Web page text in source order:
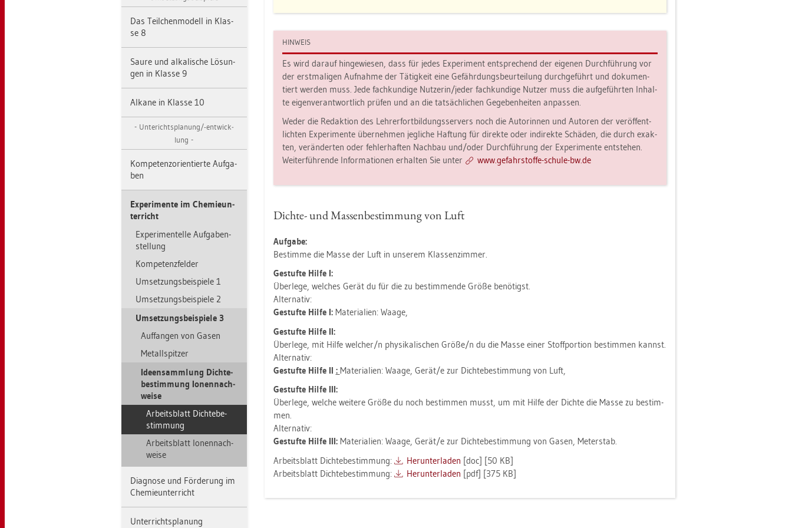
Das Teil­chen­mo­dell in Klas­
se 8
Saure und al­ka­li­sche Lö­sun­
gen in Klas­se 9
Al­ka­ne in Klas­se 10
Un­terichts­pla­nung/-ent­wick­
lung
Kom­pe­tenz­ori­en­tier­te Auf­ga­
ben
Ex­pe­ri­men­te im Che­mie­un­
ter­richt
Ex­pe­ri­men­tel­le Auf­ga­ben­
stel­lung
Kom­pe­tenz­fel­der
Um­set­zungs­bei­spie­le 1
Um­set­zungs­bei­spie­le 2
Um­set­zungs­bei­spie­le 3
Auf­fan­gen von Gasen
Me­tall­spit­zer
Ide­en­samm­lung Dich­te­
be­stim­mung Io­nen­nach­
wei­se
Ar­beits­blatt Dich­te­be­
stim­mung
Ar­beits­blatt Io­nen­nach­
wei­se
Dia­gno­se und För­de­rung im
Che­mie­un­ter­richt
Un­ter­richts­pla­nung
HIN­WEIS
Es wird dar­auf hin­ge­wie­sen, dass für jedes Ex­pe­ri­ment ent­spre­chend der ei­ge­nen Durch­füh­rung vor
der erst­ma­li­gen Auf­nah­me der Tä­tig­keit eine Ge­fähr­dungs­be­ur­tei­lung durch­ge­führt und do­ku­men­
tiert wer­den muss. Jede fach­kun­di­ge Nut­ze­rin/jeder fach­kun­di­ge Nut­zer muss die auf­ge­führ­ten In­hal­
te ei­gen­ver­ant­wort­lich prü­fen und an die tat­säch­li­chen Ge­ge­ben­hei­ten an­pas­sen.
Weder die Re­dak­ti­on des Leh­rer­fort­bil­dungs­ser­vers noch die Au­to­rin­nen und Au­to­ren der ver­öf­fent­
lich­ten Ex­pe­ri­men­te über­neh­men jeg­li­che Haf­tung für di­rek­te oder in­di­rek­te Schä­den, die durch ex­ak­
ten, ver­än­der­ten oder feh­ler­haf­ten Nach­bau und/oder Durch­füh­rung der Ex­pe­ri­men­te ent­ste­hen.
Wei­ter­füh­ren­de In­for­ma­tio­nen er­hal­ten Sie unter
www.​gef​ahrs​toff​e-​schu­le-​bw.​de
Dich­te- und Mas­sen­be­stim­mung von Luft
Auf­ga­be:
Be­stim­me die Masse der Luft in un­se­rem Klas­sen­zim­mer.
Ge­stuf­te Hilfe I:
Über­le­ge, wel­ches Gerät du für die zu be­stim­men­de Größe be­nö­tigst.
Al­ter­na­tiv:
Ge­stuf­te Hilfe I: Ma­te­ria­li­en: Waage,
Ge­stuf­te Hilfe II:
Über­le­ge, mit Hilfe wel­cher/n phy­si­ka­li­schen Größe/n du die Masse einer Stoff­por­ti­on be­stim­men kannst.
Al­ter­na­tiv:
Ge­stuf­te Hilfe II : Ma­te­ria­li­en: Waage, Gerät/e zur Dich­te­be­stim­mung von Luft,
Ge­stuf­te Hilfe III:
Über­le­ge, wel­che wei­te­re Größe du noch be­stim­men musst, um mit Hilfe der Dich­te die Masse zu be­stim­
men.
Al­ter­na­tiv:
Ge­stuf­te Hilfe III: Ma­te­ria­li­en: Waage, Gerät/e zur Dich­te­be­stim­mung von Gasen, Me­ter­stab.
Ar­beits­blatt Dich­te­be­stim­mung:
Her­un­ter­la­den [doc] [50 KB]
Ar­beits­blatt Dich­te­be­stim­mung:
Her­un­ter­la­den [pdf] [375 KB]